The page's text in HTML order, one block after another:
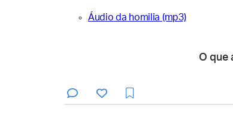
Áudio da homilia (mp3)
O que